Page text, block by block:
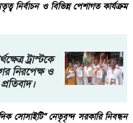
নির্বাচন ও বিভিন্ন পেশাগত কার্যক্রম
ট্রাস্টকে
নিরপেক্ষ ও
সোসাইটি" নেতৃবৃন্দ সরকারি নিবন্ধন